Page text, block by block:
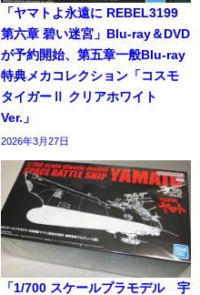
「ヤマトよ永遠に REBEL3199
第六章 碧い迷宮」Blu-ray＆DVD
が予約開始、第五章一般Blu-ray
特典メカコレクション「コスモ
タイガーⅡ クリアホワイト
Ver.」
2026年3月27日
「1/700 スケールプラモデル 宇